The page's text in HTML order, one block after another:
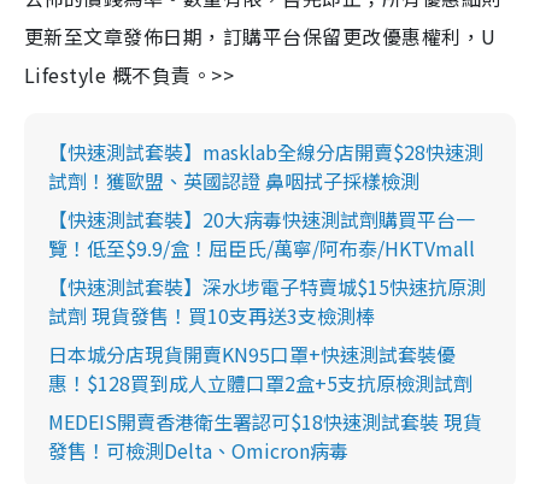
更新至文章發佈日期，訂購平台保留更改優惠權利，U
Lifestyle 概不負責。>>
【快速測試套裝】masklab全線分店開賣$28快速測
試劑！獲歐盟、英國認證 鼻咽拭子採樣檢測
【快速測試套裝】20大病毒快速測試劑購買平台一
覽！低至$9.9/盒！屈臣氏/萬寧/阿布泰/HKTVmall
【快速測試套裝】深水埗電子特賣城$15快速抗原測
試劑 現貨發售！買10支再送3支檢測棒
日本城分店現貨開賣KN95口罩+快速測試套裝優
惠！$128買到成人立體口罩2盒+5支抗原檢測試劑
MEDEIS開賣香港衛生署認可$18快速測試套裝 現貨
發售！可檢測Delta、Omicron病毒